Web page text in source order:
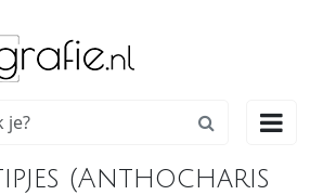

(Anthocharis